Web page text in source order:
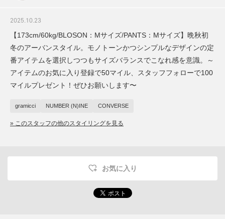
2025.10.23
【173cm/60kg/BLOSON：Mサイズ/PANTS：Mサイズ】晩秋初
冬のアーバンスタイル。モノトーンかつシンプルなデザインの定
番アイテムを選択しつつもサイズバランスでこなれ感を意識。～
アイテムのお気に入り登録で50マイル、スタッフフォローで100
マイルプレゼント！ぜひお願いします〜
gramicci NUMBER (N)INE CONVERSE
» このスタッフの他のスタイリングを見る
お気に入り